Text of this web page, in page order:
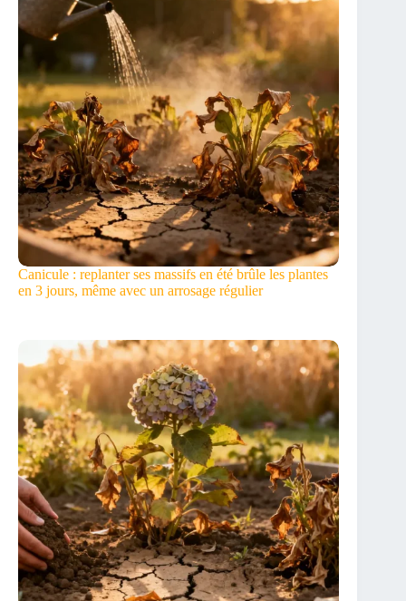
Canicule : replanter ses massifs en été brûle les plantes
en 3 jours, même avec un arrosage régulier